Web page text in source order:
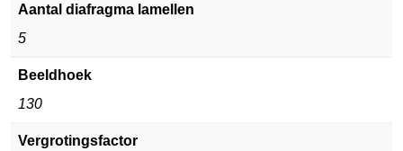
Aantal diafragma lamellen
5
Beeldhoek
130
Vergrotingsfactor